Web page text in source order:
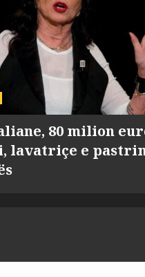
80 milion
lavatriçe e